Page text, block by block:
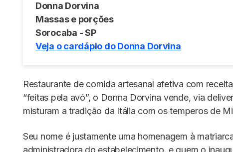
Donna Dorvina
Massas e porções
Sorocaba - SP
Veja o cardápio do Donna Dorvina
Restaurante de comida artesanal afetiva com
“feitas pela avó”, o Donna Dorvina vende, via
misturam a tradição da Itália com os temperos de
Seu nome é justamente uma homenagem à
administradora do estabelecimento, e quem o